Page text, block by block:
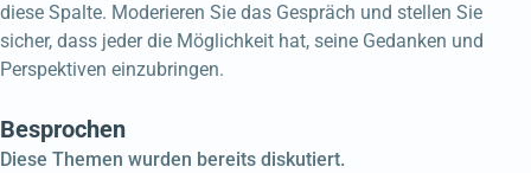
diese Spalte. Moderieren Sie das Gespräch und stellen Sie
sicher, dass jeder die Möglichkeit hat, seine Gedanken und
Perspektiven einzubringen.
Besprochen
Diese Themen wurden bereits diskutiert.